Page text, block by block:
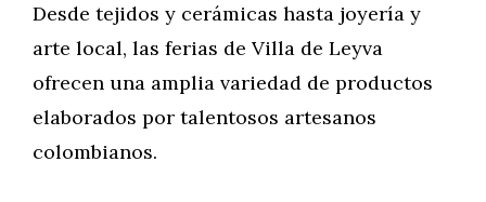
Desde tejidos y cerámicas hasta joyería y
arte local, las ferias de Villa de Leyva
ofrecen una amplia variedad de productos
elaborados por talentosos artesanos
colombianos.